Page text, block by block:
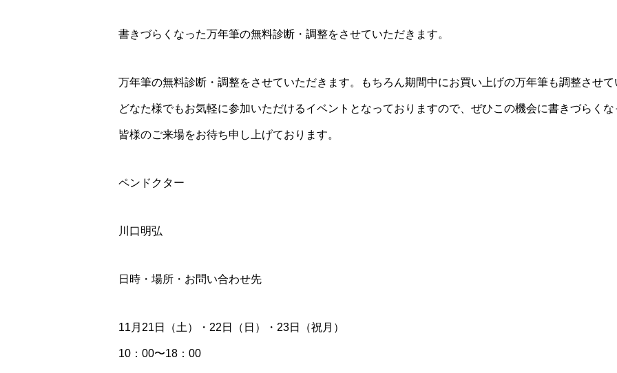
書きづらくなった万年筆の無料診断・調整をさせていただきます。
万年筆の無料診断・調整をさせていただきます。もちろん期間中にお買い上げの万年筆も調整させ
どなた様でもお気軽に参加いただけるイベントとなっておりますので、ぜひこの機会に書きづらく
皆様のご来場をお待ち申し上げております。
ペンドクター
川口明弘
日時・場所・お問い合わせ先
11月21日（土）・22日（日）・23日（祝月）
10：00〜18：00